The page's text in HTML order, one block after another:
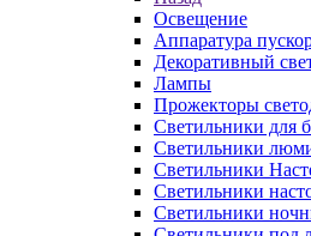
Освещение
Аппаратура
Декоративный
Лампы
Прожекторы
Светильники для
Светильники
Светильники
Светильники
Светильники